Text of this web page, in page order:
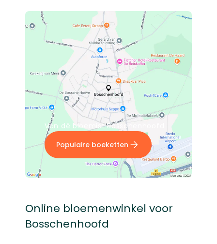
Van dé bloemist Bosschenhoofd
Populaire boeketten
Online bloemenwinkel voor
Bosschenhoofd